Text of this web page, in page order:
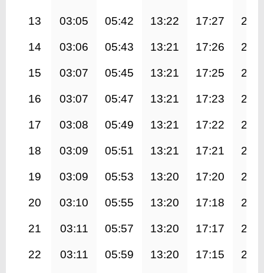
13 03:05 05:42 13:22 17:27
14 03:06 05:43 13:21 17:26
15 03:07 05:45 13:21 17:25
16 03:07 05:47 13:21 17:23
17 03:08 05:49 13:21 17:22
18 03:09 05:51 13:21 17:21
19 03:09 05:53 13:20 17:20
20 03:10 05:55 13:20 17:18
21 03:11 05:57 13:20 17:17
22 03:11 05:59 13:20 17:15